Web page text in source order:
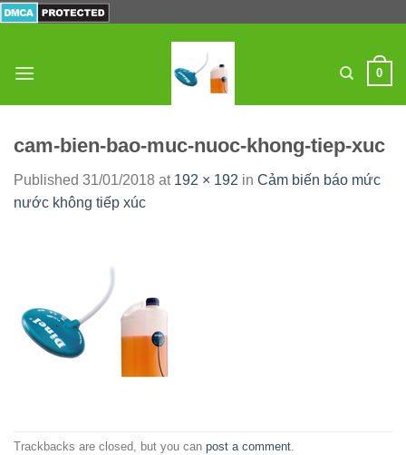
0
cam-bien-bao-muc-nuoc-khong-tiep-xuc
Published 31/01/2018 at 192 × 192 in Cảm biến báo mức
nước không tiếp xúc
Trackbacks are closed, but you can post a comment.